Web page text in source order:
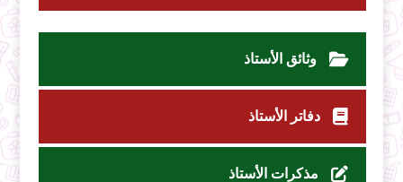
وثائق الأستاذ
دفاتر الأستاذ
مذكرات الأستاذ